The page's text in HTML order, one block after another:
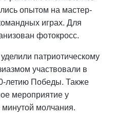
опытом на мастер-
играх. Для
фотокросс.
патриотическому
участвовали в
летию Победы. Также
мероприятие у
молчания.